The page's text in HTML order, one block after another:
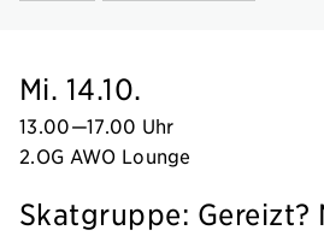
Mi. 14.10.
13.00—17.00 Uhr
2.OG AWO Lounge
Skatgruppe: Gereizt?